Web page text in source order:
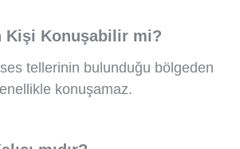
Kişi Konuşabilir mi?
tellerinin bulunduğu bölgeden
konuşamaz.